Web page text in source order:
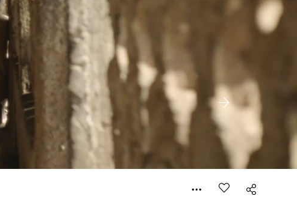
compte
payer le prix qu’il estime juste. Dans l’objectif de rendre
d’estimer vous-mêmes le coût de notre publication. Cette
de rédaction selon vos moyens et vos motivations.